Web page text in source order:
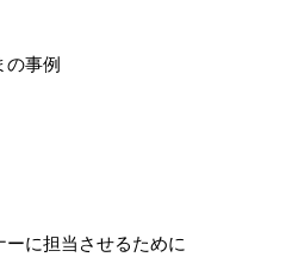
の事例
に担当させるために